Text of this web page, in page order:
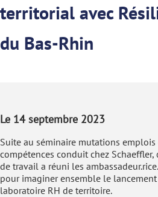
territorial avec
du Bas-Rhin
Le 14 septembre 2023
Suite au séminaire mutations emplois
compétences conduit chez Schaeffler,
de travail a réuni les
pour imaginer ensemble le lancement
laboratoire RH de territoire.